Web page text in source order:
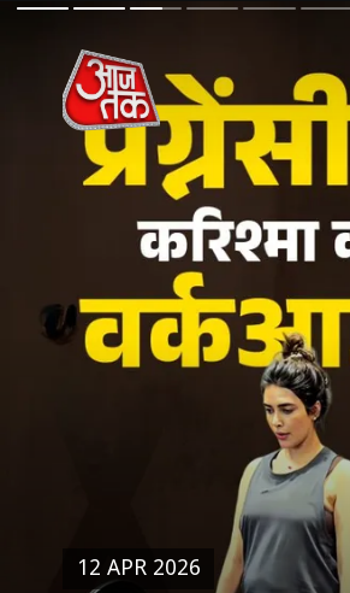
12 APR 2026